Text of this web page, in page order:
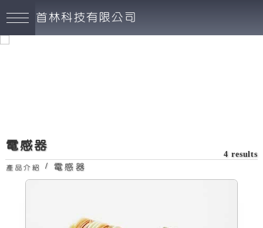
電感器
4 results
產品介紹 / 電感器
首林科技有限公司